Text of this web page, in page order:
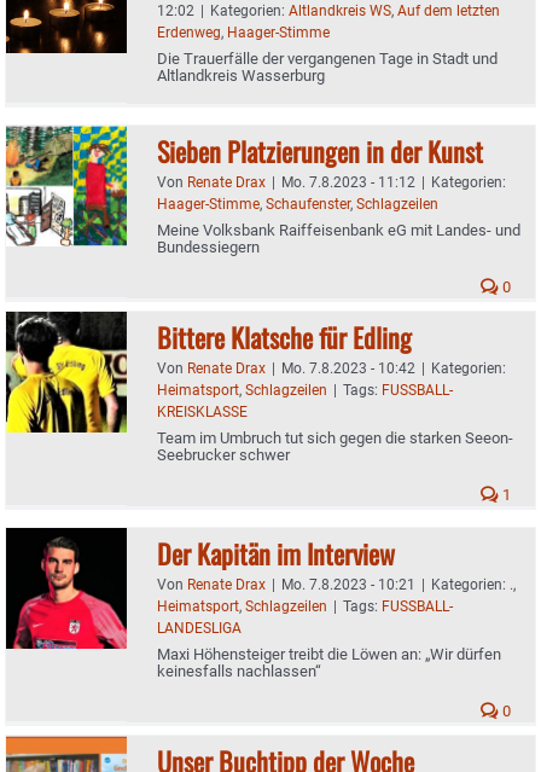
12:02 | Kategorien: Altlandkreis WS, Auf dem letzten
Erdenweg, Haager-Stimme
Die Trauerfälle der vergangenen Tage in Stadt und
Altlandkreis Wasserburg
Sieben Platzierungen in der Kunst
Von Renate Drax | Mo. 7.8.2023 - 11:12 | Kategorien:
Haager-Stimme, Schaufenster, Schlagzeilen
Meine Volksbank Raiffeisenbank eG mit Landes- und
Bundessiegern
0
Bittere Klatsche für Edling
Von Renate Drax | Mo. 7.8.2023 - 10:42 | Kategorien:
Heimatsport, Schlagzeilen | Tags: FUSSBALL-
KREISKLASSE
Team im Umbruch tut sich gegen die starken Seeon-
Seebrucker schwer
1
Der Kapitän im Interview
Von Renate Drax | Mo. 7.8.2023 - 10:21 | Kategorien: .,
Heimatsport, Schlagzeilen | Tags: FUSSBALL-
LANDESLIGA
Maxi Höhensteiger treibt die Löwen an: „Wir dürfen
keinesfalls nachlassen“
0
Unser Buchtipp der Woche